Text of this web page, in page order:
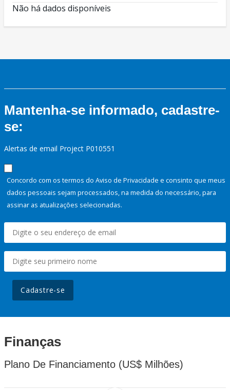
Não há dados disponíveis
Mantenha-se informado, cadastre-
se:
Alertas de email Project P010551
Concordo com os termos do Aviso de Privacidade e consinto que meus
dados pessoais sejam processados, na medida do necessário, para
assinar as atualizações selecionadas.
Cadastre-se
Finanças
Plano De Financiamento (US$ Milhões)